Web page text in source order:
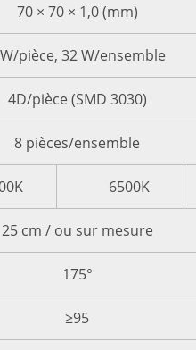
70 × 70 × 1,0 (mm)
pièce, 32 W/ensemble
4D/pièce (SMD 3030)
8 pièces/ensemble
6500K
25 cm / ou sur mesure
175°
≥95